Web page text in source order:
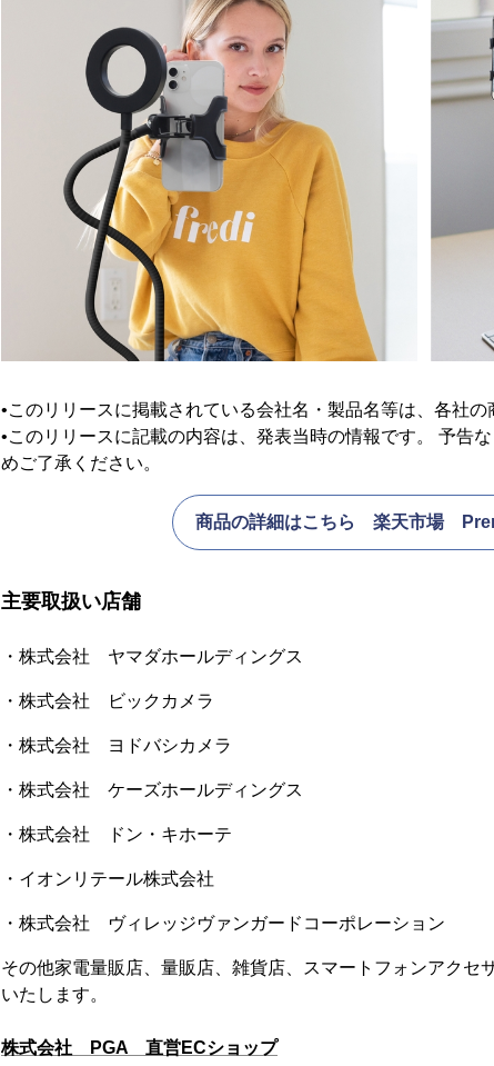
•このリリースに掲載されている会社名・製品名等は、各社の
•このリリースに記載の内容は、発表当時の情報です。 予告
めご了承ください。
商品の詳細はこちら 楽天市場
主要取扱い店舗
・株式会社 ヤマダホールディングス
・株式会社 ビックカメラ
・株式会社 ヨドバシカメラ
・株式会社 ケーズホールディングス
・株式会社 ドン・キホーテ
・イオンリテール株式会社
・株式会社 ヴィレッジヴァンガードコーポレーション
その他家電量販店、量販店、雑貨店、スマートフォンアクセ
いたします。
株式会社 PGA 直営ECショップ